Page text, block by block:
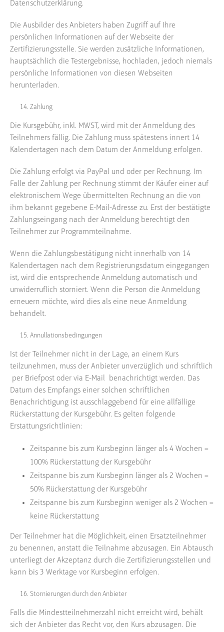
Datenschutzerklärung.
Die Ausbilder des Anbieters haben Zugriff auf Ihre
persönlichen Informationen auf der Webseite der
Zertifizierungsstelle. Sie werden zusätzliche Informationen,
hauptsächlich die Testergebnisse, hochladen, jedoch niemals
persönliche Informationen von diesen Webseiten
herunterladen.
Zahlung
Die Kursgebühr, inkl. MWST, wird mit der Anmeldung des
Teilnehmers fällig. Die Zahlung muss spätestens innert 14
Kalendertagen nach dem Datum der Anmeldung erfolgen.
Die Zahlung erfolgt via PayPal und oder per Rechnung. Im
Falle der Zahlung per Rechnung stimmt der Käufer einer auf
elektronischem Wege übermittelten Rechnung an die von
ihm bekannt gegebene E-Mail-Adresse zu. Erst der bestätigte
Zahlungseingang nach der Anmeldung berechtigt den
Teilnehmer zur Programmteilnahme.
Wenn die Zahlungsbestätigung nicht innerhalb von 14
Kalendertagen nach dem Registrierungsdatum eingegangen
ist, wird die entsprechende Anmeldung automatisch und
unwiderruflich storniert. Wenn die Person die Anmeldung
erneuern möchte, wird dies als eine neue Anmeldung
behandelt.
Annullationsbedingungen
Ist der Teilnehmer nicht in der Lage, an einem Kurs
teilzunehmen, muss der Anbieter unverzüglich und schriftlich
per Briefpost oder via E-Mail benachrichtigt werden. Das
Datum des Empfangs einer solchen schriftlichen
Benachrichtigung ist ausschlaggebend für eine allfällige
Rückerstattung der Kursgebühr. Es gelten folgende
Erstattungsrichtlinien:
Zeitspanne bis zum Kursbeginn länger als 4 Wochen =
100% Rückerstattung der Kursgebühr
Zeitspanne bis zum Kursbeginn länger als 2 Wochen =
50% Rückerstattung der Kursgebühr
Zeitspanne bis zum Kursbeginn weniger als 2 Wochen =
keine Rückerstattung
Der Teilnehmer hat die Möglichkeit, einen Ersatzteilnehmer
zu benennen, anstatt die Teilnahme abzusagen. Ein Abtausch
unterliegt der Akzeptanz durch die Zertifizierungsstellen und
kann bis 3 Werktage vor Kursbeginn erfolgen.
Stornierungen durch den Anbieter
Falls die Mindestteilnehmerzahl nicht erreicht wird, behält
sich der Anbieter das Recht vor, den Kurs abzusagen. Die